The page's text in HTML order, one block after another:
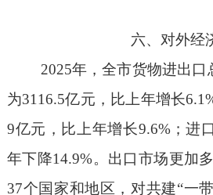
六、对外经
2025年，全市货物进出口
为3116.5亿元，比上年增长
9亿元，比上年增长9.6%；进
年下降14.9%。出口市场更加
37个国家和地区，对共建“一